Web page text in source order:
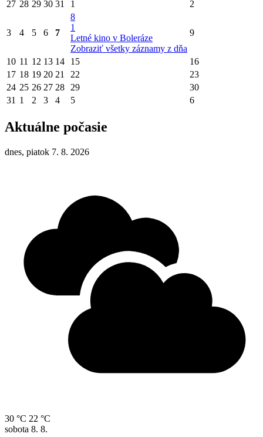
27 28 29 30 31 1 2
3 4 5 6 7
8
1
Letné kino v Boleráze
Zobraziť všetky záznamy z dňa
9
10 11 12 13 14 15
16
17 18 19 20 21 22
23
24 25 26 27 28 29
30
31 1 2 3 4 5 6
Aktuálne počasie
dnes, piatok 7. 8. 2026
30 °C 22 °C
sobota 8. 8.